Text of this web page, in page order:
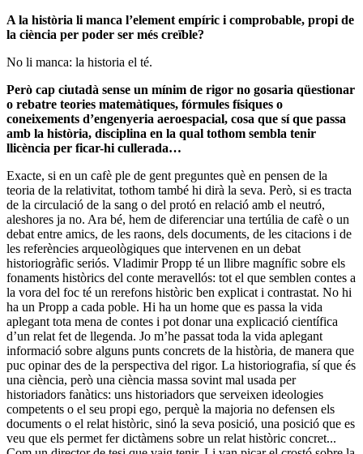
A la història li manca l’element empíric i comprobable, propi de
la ciència per poder ser més creïble?
No li manca: la historia el té.
Però cap ciutadà sense un mínim de rigor no gosaria qüestionar
o rebatre teories matemàtiques, fórmules físiques o
coneixements d’engenyeria aeroespacial, cosa que sí que passa
amb la història, disciplina en la qual tothom sembla tenir
llicència per ficar-hi cullerada…
Exacte, si en un cafè ple de gent preguntes què en pensen de la
teoria de la relativitat, tothom també hi dirà la seva. Però, si es tracta
de la circulació de la sang o del protó en relació amb el neutró,
aleshores ja no. Ara bé, hem de diferenciar una tertúlia de cafè o un
debat entre amics, de les raons, dels documents, de les citacions i de
les referències arqueològiques que intervenen en un debat
historiogràfic seriós. Vladimir Propp té un llibre magnífic sobre els
fonaments històrics del conte meravellós: tot el que semblen contes a
la vora del foc té un rerefons històric ben explicat i contrastat. No hi
ha un Propp a cada poble. Hi ha un home que es passa la vida
aplegant tota mena de contes i pot donar una explicació científica
d’un relat fet de llegenda. Jo m’he passat toda la vida aplegant
informació sobre alguns punts concrets de la història, de manera que
puc opinar des de la perspectiva del rigor. La historiografia, sí que és
una ciència, però una ciència massa sovint mal usada per
historiadors fanàtics: uns historiadors que serveixen ideologies
competents o el seu propi ego, perquè la majoria no defensen els
documents o el relat històric, sinó la seva posició, una posició que es
veu que els permet fer dictàmens sobre un relat històric concret...